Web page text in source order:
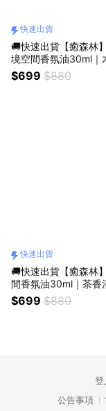
快速出貨
🚚快速出貨【癒森林
境空間香氛油30ml｜
香（擴香專用／質感
小物／獨特香氛）
$699 $880
快速出貨
🚚快速出貨【癒森林
間香氛油30ml｜茶香
專用／質感香氛／療
新香氛）
$699 $880
登
公告事項